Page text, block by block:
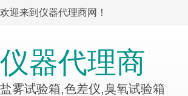
欢迎来到仪器代理商网！
仪器代理商
盐雾试验箱,色差仪,臭氧试验箱